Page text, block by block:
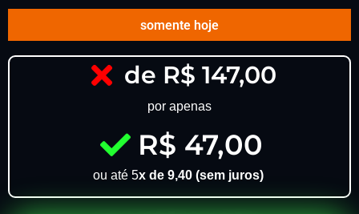
somente hoje
de R$ 147,00
por apenas
R$ 47,00
ou até 5x de 9,40 (sem juros)